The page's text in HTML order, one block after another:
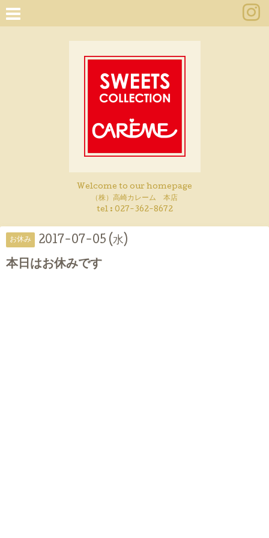
Welcome to our homepage
（株）高崎カレーム 本店
tel : 027-362-8672
お休み 2017-07-05 (水)
本日はお休みです